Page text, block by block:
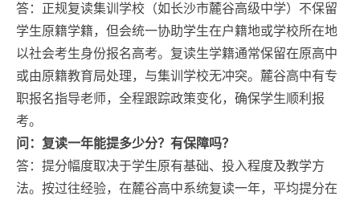
答：正规复读集训学校（如长沙市麓谷高级中学）不保留
学生原籍学籍，但会统一协助学生在户籍地或学校所在地
以社会考生身份报名高考。复读生学籍通常保留在原高中
或由原籍教育局处理，与集训学校无冲突。麓谷高中有专
职报名指导老师，全程跟踪政策变化，确保学生顺利报
考。
问：复读一年能提多少分？有保障吗？
答：提分幅度取决于学生原有基础、投入程度及教学方
法。按过往经验，在麓谷高中系统复读一年，平均提分在